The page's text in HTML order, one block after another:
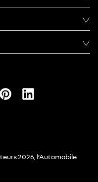
2026, l’Automobile